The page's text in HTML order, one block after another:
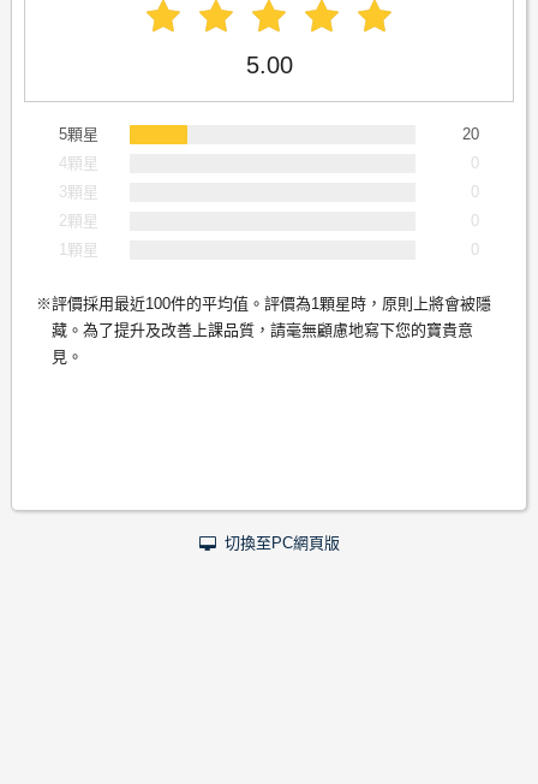
5.00
5顆星
20
4顆星
0
3顆星
0
2顆星
0
1顆星
0
評價採用最近100件的平均值。評價為1顆星時，原則上將會被隱
藏。為了提升及改善上課品質，請毫無顧慮地寫下您的寶貴意
見。
切換至PC網頁版